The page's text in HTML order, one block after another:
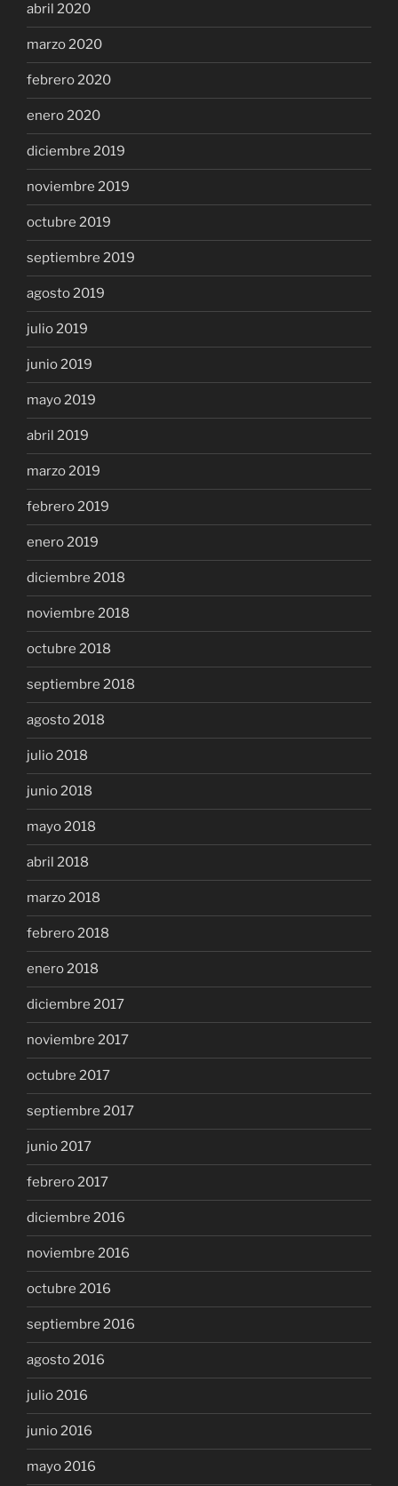
abril 2020
marzo 2020
febrero 2020
enero 2020
diciembre 2019
noviembre 2019
octubre 2019
septiembre 2019
agosto 2019
julio 2019
junio 2019
mayo 2019
abril 2019
marzo 2019
febrero 2019
enero 2019
diciembre 2018
noviembre 2018
octubre 2018
septiembre 2018
agosto 2018
julio 2018
junio 2018
mayo 2018
abril 2018
marzo 2018
febrero 2018
enero 2018
diciembre 2017
noviembre 2017
octubre 2017
septiembre 2017
junio 2017
febrero 2017
diciembre 2016
noviembre 2016
octubre 2016
septiembre 2016
agosto 2016
julio 2016
junio 2016
mayo 2016